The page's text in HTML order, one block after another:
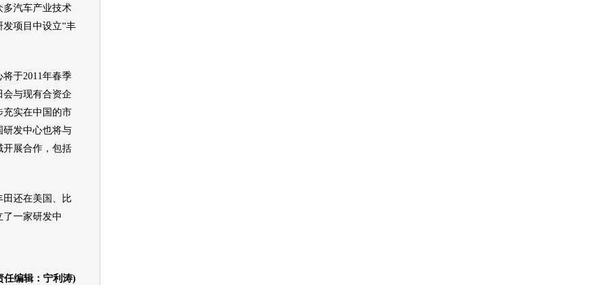
多汽车产业技术
发项目中设立“丰
将于2011年春季
会与现有合资企
充实在中国的市
研发中心也将与
开展合作，包括
田 还在美国、比
了一家研发中
任编辑：宁利涛)